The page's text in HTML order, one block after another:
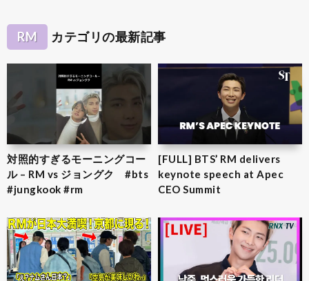
RM カテゴリの最新記事
対照的すぎるモーニングコー
ル – RM vs ジョングク #bts
#jungkook #rm
[FULL] BTS’ RM delivers
keynote speech at Apec
CEO Summit